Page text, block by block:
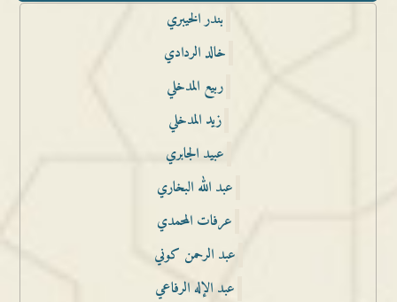
بندر الخيبري
خالد الردادي
ربيع المدخلي
زيد المدخلي
عبيد الجابري
عبد الله البخاري
عرفات المحمدي
عبد الرحمن كوني
عبد الإله الرفاعي